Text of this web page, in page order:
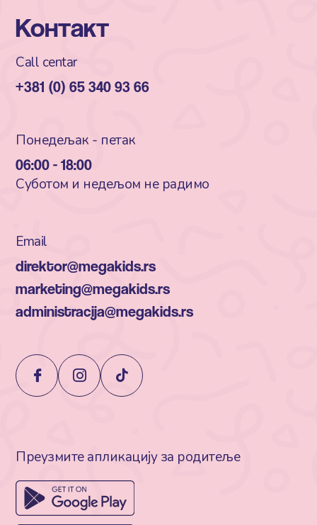
Контакт
Call centar
+381 (0) 65 340 93 66
Понедељак - петак
06:00 - 18:00
Суботом и недељом не радимо
Email
direktor@megakids.rs
marketing@megakids.rs
administracija@megakids.rs
Преузмите апликацију за родитеље